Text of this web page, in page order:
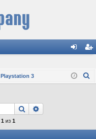
д ис
Playstation 3
Поиск
1 из 1